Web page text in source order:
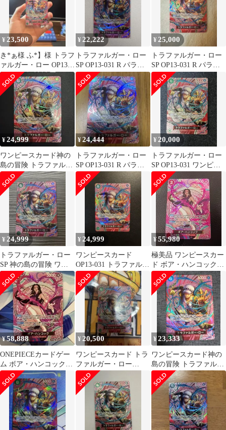
¥23,500
き*ぁ様 ふ*】様 トラフ
ァルガー・ロー OP13-
031
¥22,222
トラファルガー・ロー
SP OP13-031 R パラレ
ル 神の島の冒険
¥25,000
トラファルガー・ロー
SP OP13-031 R パラレ
ル 神の島の冒険
¥24,999
ワンピースカード神の
島の冒険 トラファルガ
ー・ロー SP OP13-031
R
¥24,444
トラファルガー・ロー
SP OP13-031 R パラレ
ル 神の島の冒険
¥ 20,000
トラファルガー・ロー
SP OP13-031 ワンピー
スカードゲーム
¥ 24,999
トラファルガー・ロー
SP 神の島の冒険 ワン
ピースカード
¥ 24,999
ワンピースカード
OP13-031 トラファルガ
ー・ローSP パラレル
【即日発送】
¥55,980
極美品 ワンピースカー
ド ボア・ハンコック
SP OP12-014 神の島の
冒険
¥58,888
ONEPIECEカードゲー
ム ボア・ハンコック
SP 赤 神の島の冒険
OP12
¥ 20,500
ワンピースカード トラ
ファルガー・ロー
OP13-031 sp
¥23,333
ワンピースカード神の
島の冒険 トラファルガ
ー・ロー SP OP13-031
R